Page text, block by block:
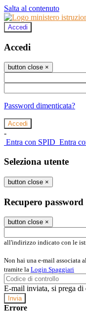
Salta al contenuto
Accedi
Accedi
button close ×
Password dimenticata?
-
Entra con SPID Entra
Seleziona utente
button close ×
Recupero password
button close ×
all'indirizzo indicato con le
Non hai una e-mail associata
tramite la Login Spaggiari
E-mail inviata, si prega di
Errore